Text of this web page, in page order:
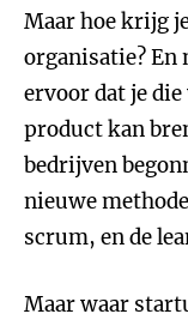
Maar hoe krijg
organisatie? En
ervoor dat je
product kan
bedrijven
nieuwe
scrum, en de
Maar waar